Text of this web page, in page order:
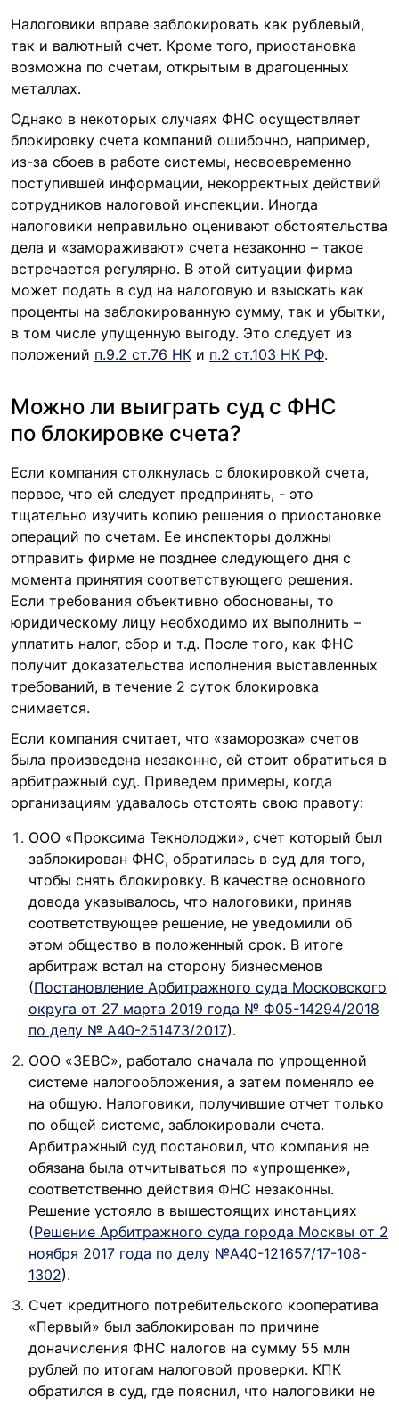
Налоговики вправе заблокировать как рублевый,
так и валютный счет. Кроме того, приостановка
возможна по счетам, открытым в драгоценных
металлах.
Однако в некоторых случаях ФНС осуществляет
блокировку счета компаний ошибочно, например,
из-за сбоев в работе системы, несвоевременно
поступившей информации, некорректных действий
сотрудников налоговой инспекции. Иногда
налоговики неправильно оценивают обстоятельства
дела и «замораживают» счета незаконно – такое
встречается регулярно. В этой ситуации фирма
может подать в суд на налоговую и взыскать как
проценты на заблокированную сумму, так и убытки,
в том числе упущенную выгоду. Это следует из
положений п.9.2 ст.76 НК и п.2 ст.103 НК РФ.
Можно ли выиграть суд с ФНС
по блокировке счета?
Если компания столкнулась с блокировкой счета,
первое, что ей следует предпринять, - это
тщательно изучить копию решения о приостановке
операций по счетам. Ее инспекторы должны
отправить фирме не позднее следующего дня с
момента принятия соответствующего решения.
Если требования объективно обоснованы, то
юридическому лицу необходимо их выполнить –
уплатить налог, сбор и т.д. После того, как ФНС
получит доказательства исполнения выставленных
требований, в течение 2 суток блокировка
снимается.
Если компания считает, что «заморозка» счетов
была произведена незаконно, ей стоит обратиться в
арбитражный суд. Приведем примеры, когда
организациям удавалось отстоять свою правоту:
ООО «Проксима Текнолоджи», счет который был
заблокирован ФНС, обратилась в суд для того,
чтобы снять блокировку. В качестве основного
довода указывалось, что налоговики, приняв
соответствующее решение, не уведомили об
этом общество в положенный срок. В итоге
арбитраж встал на сторону бизнесменов
(Постановление Арбитражного суда Московского
округа от 27 марта 2019 года № Ф05-14294/2018
по делу № А40-251473/2017).
ООО «ЗЕВС», работало сначала по упрощенной
системе налогообложения, а затем поменяло ее
на общую. Налоговики, получившие отчет только
по общей системе, заблокировали счета.
Арбитражный суд постановил, что компания не
обязана была отчитываться по «упрощенке»,
соответственно действия ФНС незаконны.
Решение устояло в вышестоящих инстанциях
(Решение Арбитражного суда города Москвы от 2
ноября 2017 года по делу №А40-121657/17-108-
1302).
Счет кредитного потребительского кооператива
«Первый» был заблокирован по причине
доначисления ФНС налогов на сумму 55 млн
рублей по итогам налоговой проверки. КПК
обратился в суд, где пояснил, что налоговики не